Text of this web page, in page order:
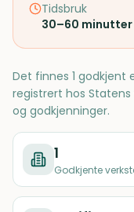
Tidsbruk
30–60 minutter
Det finnes 1 godkjent
registrert hos
og godkjenninger.
1
Godkjente